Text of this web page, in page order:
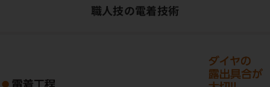
職人技の電着技術